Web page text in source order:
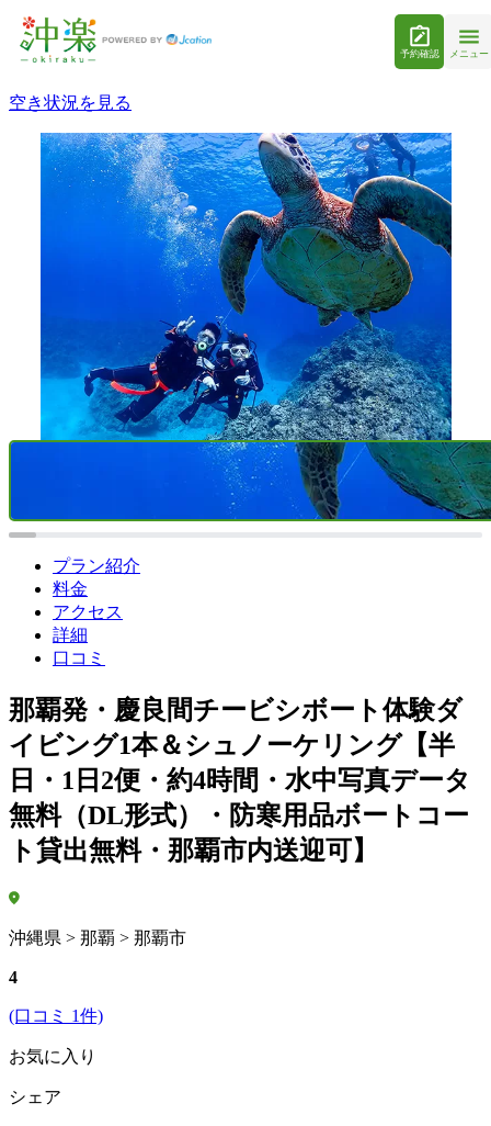
予約確認 メニュー
空き状況を見る
プラン紹介
料金
アクセス
詳細
口コミ
那覇発・慶良間チービシボート体験ダ
イビング1本＆シュノーケリング【半
日・1日2便・約4時間・水中写真データ
無料（DL形式）・防寒用品ボートコー
ト貸出無料・那覇市内送迎可】
沖縄県 > 那覇 > 那覇市
4
(口コミ 1件)
お気に入り
シェア